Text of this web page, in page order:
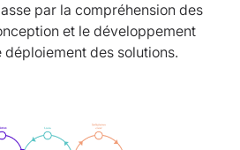
par la compréhension des
et le développement
des solutions.